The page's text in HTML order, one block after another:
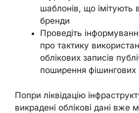
шаблонів, що імітують
бренди
Проведіть
про тактику
облікових записів
поширення фішингових
Попри ліквідацію
викрадені облікові дані вже